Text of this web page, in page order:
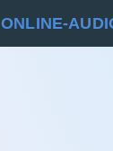
ONLINE-